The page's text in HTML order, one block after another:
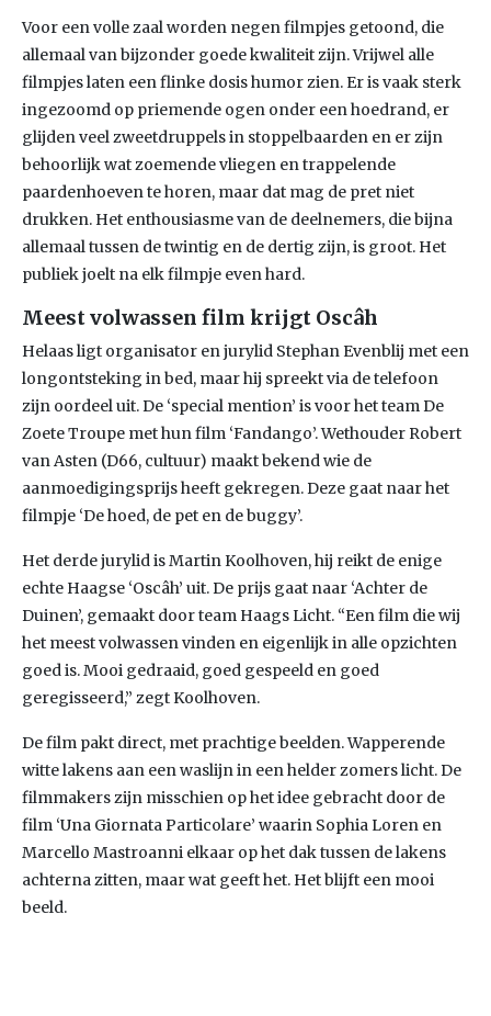
Voor een volle zaal worden negen filmpjes getoond, die
allemaal van bijzonder goede kwaliteit zijn. Vrijwel alle
filmpjes laten een flinke dosis humor zien. Er is vaak sterk
ingezoomd op priemende ogen onder een hoedrand, er
glijden veel zweetdruppels in stoppelbaarden en er zijn
behoorlijk wat zoemende vliegen en trappelende
paardenhoeven te horen, maar dat mag de pret niet
drukken. Het enthousiasme van de deelnemers, die bijna
allemaal tussen de twintig en de dertig zijn, is groot. Het
publiek joelt na elk filmpje even hard.
Meest volwassen film krijgt Oscâh
Helaas ligt organisator en jurylid Stephan Evenblij met een
longontsteking in bed, maar hij spreekt via de telefoon
zijn oordeel uit. De ‘special mention’ is voor het team De
Zoete Troupe met hun film ‘Fandango’. Wethouder Robert
van Asten (D66, cultuur) maakt bekend wie de
aanmoedigingsprijs heeft gekregen. Deze gaat naar het
filmpje ‘De hoed, de pet en de buggy’.
Het derde jurylid is Martin Koolhoven, hij reikt de enige
echte Haagse ‘Oscâh’ uit. De prijs gaat naar ‘Achter de
Duinen’, gemaakt door team Haags Licht. “Een film die wij
het meest volwassen vinden en eigenlijk in alle opzichten
goed is. Mooi gedraaid, goed gespeeld en goed
geregisseerd,” zegt Koolhoven.
De film pakt direct, met prachtige beelden. Wapperende
witte lakens aan een waslijn in een helder zomers licht. De
filmmakers zijn misschien op het idee gebracht door de
film ‘Una Giornata Particolare’ waarin Sophia Loren en
Marcello Mastroanni elkaar op het dak tussen de lakens
achterna zitten, maar wat geeft het. Het blijft een mooi
beeld.